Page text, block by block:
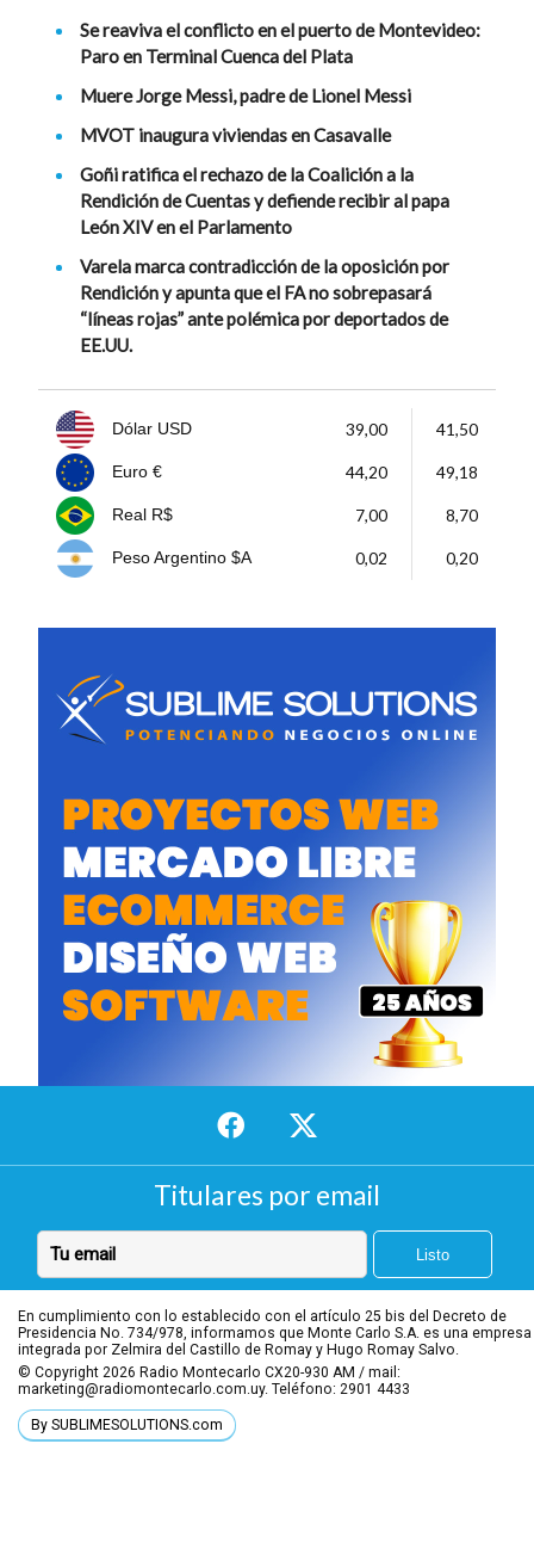
Se reaviva el conflicto en el puerto de Montevideo:
Paro en Terminal Cuenca del Plata
Muere Jorge Messi, padre de Lionel Messi
MVOT inaugura viviendas en Casavalle
Goñi ratifica el rechazo de la Coalición a la
Rendición de Cuentas y defiende recibir al papa
León XIV en el Parlamento
Varela marca contradicción de la oposición por
Rendición y apunta que el FA no sobrepasará
“líneas rojas” ante polémica por deportados de
EE.UU.
Dólar USD 39,00 41,50
Euro € 44,20 49,18
Real R$ 7,00 8,70
Peso Argentino $A 0,02 0,20
Titulares por email
En cumplimiento con lo establecido con el artículo 25 bis del Decreto de
Presidencia No. 734/978, informamos que Monte Carlo S.A. es una empresa
integrada por Zelmira del Castillo de Romay y Hugo Romay Salvo.
© Copyright 2026 Radio Montecarlo CX20-930 AM / mail:
marketing@radiomontecarlo.com.uy. Teléfono: 2901 4433
By SUBLIMESOLUTIONS.com